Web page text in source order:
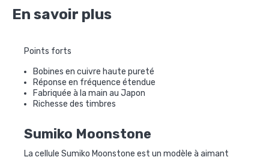
En savoir plus
Points forts
Bobines en cuivre haute pureté
Réponse en fréquence étendue
Fabriquée à la main au Japon
Richesse des timbres
Sumiko Moonstone
La cellule Sumiko Moonstone est un modèle à aimant